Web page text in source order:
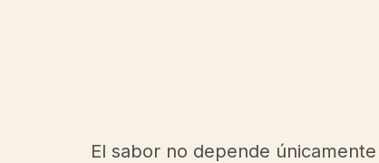
El sabor no depende